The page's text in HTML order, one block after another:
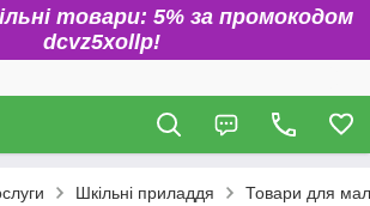
товари: 5% за промокодом
dcvz5xollp!
Шкільні приладдя Товари для